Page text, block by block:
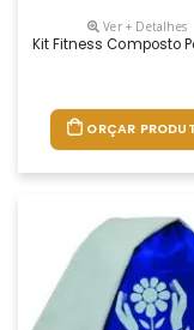
Ver + Detalhes
Kit Fitness Composto
ORÇAR